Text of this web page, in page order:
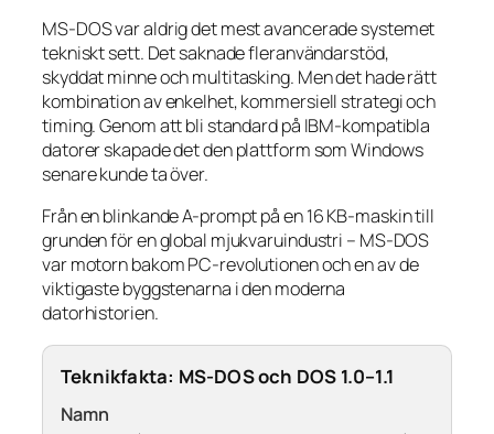
MS-DOS var aldrig det mest avancerade systemet
tekniskt sett. Det saknade fleranvändarstöd,
skyddat minne och multitasking. Men det hade rätt
kombination av enkelhet, kommersiell strategi och
timing. Genom att bli standard på IBM-kompatibla
datorer skapade det den plattform som Windows
senare kunde ta över.
Från en blinkande A-prompt på en 16 KB-maskin till
grunden för en global mjukvaruindustri – MS-DOS
var motorn bakom PC-revolutionen och en av de
viktigaste byggstenarna i den moderna
datorhistorien.
Teknikfakta: MS-DOS och DOS 1.0–1.1
Namn